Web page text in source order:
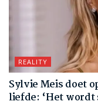
REALITY
Sylvie Meis doet
liefde: ‘Het wordt